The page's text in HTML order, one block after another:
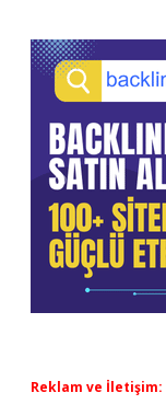
Reklam ve İletişim: